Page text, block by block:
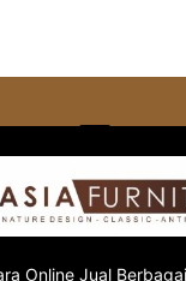
Online Jual